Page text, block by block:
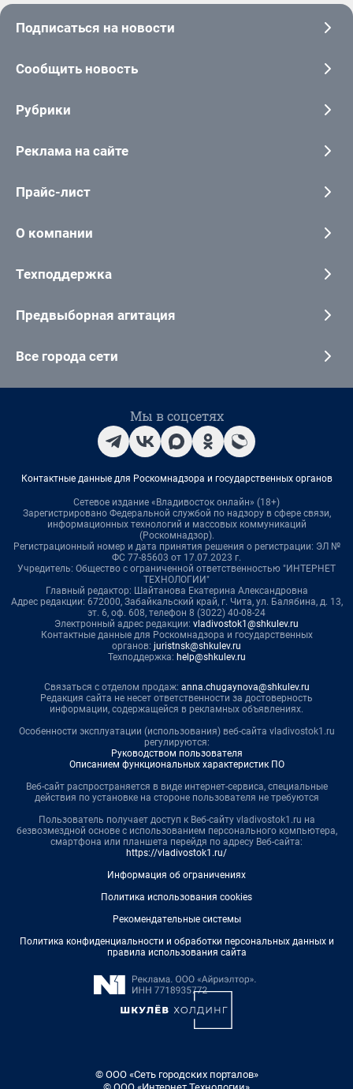
Подписаться на новости
Сообщить новость
Рубрики
Реклама на сайте
Прайс-лист
О компании
Техподдержка
Предвыборная агитация
Все города сети
Мы в соцсетях
Контактные данные для Роскомнадзора и государственных органов
Сетевое издание «Владивосток онлайн» (18+)
Зарегистрировано Федеральной службой по надзору в сфере связи,
информационных технологий и массовых коммуникаций
(Роскомнадзор).
Регистрационный номер и дата принятия решения о регистрации: ЭЛ №
ФС 77-85603 от 17.07.2023 г.
Учредитель: Общество с ограниченной ответственностью "ИНТЕРНЕТ
ТЕХНОЛОГИИ"
Главный редактор: Шайтанова Екатерина Александровна
Адрес редакции: 672000, Забайкальский край, г. Чита, ул. Балябина, д. 13,
эт. 6, оф. 608, телефон 8 (3022) 40-08-24
Электронный адрес редакции: vladivostok1@shkulev.ru
Контактные данные для Роскомнадзора и государственных
органов: juristnsk@shkulev.ru
Техподдержка: help@shkulev.ru
Связаться с отделом продаж: anna.chugaynova@shkulev.ru
Редакция сайта не несет ответственности за достоверность
информации, содержащейся в рекламных объявлениях.
Особенности эксплуатации (использования) веб-сайта vladivostok1.ru
регулируются:
Руководством пользователя
Описанием функциональных характеристик ПО
Веб-сайт распространяется в виде интернет-сервиса, специальные
действия по установке на стороне пользователя не требуются
Пользователь получает доступ к Веб-сайту vladivostok1.ru на
безвозмездной основе с использованием персонального компьютера,
смартфона или планшета перейдя по адресу Веб-сайта:
https://vladivostok1.ru/
Информация об ограничениях
Политика использования cookies
Рекомендательные системы
Политика конфиденциальности и обработки персональных данных и
правила использования сайта
© ООО «Сеть городских порталов»